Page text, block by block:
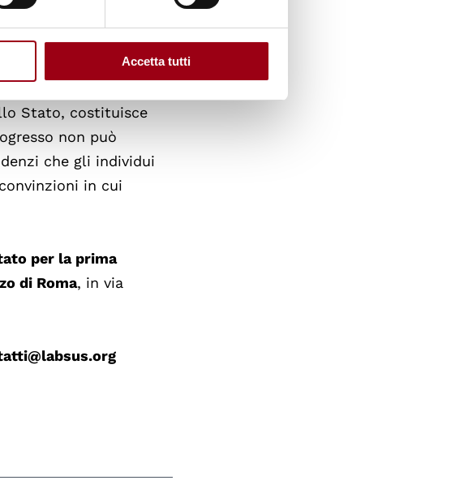
Accetta tutti
delle relazioni
Stato, costituisce
non può
che gli individui
in cui
per la prima
di Roma, in via